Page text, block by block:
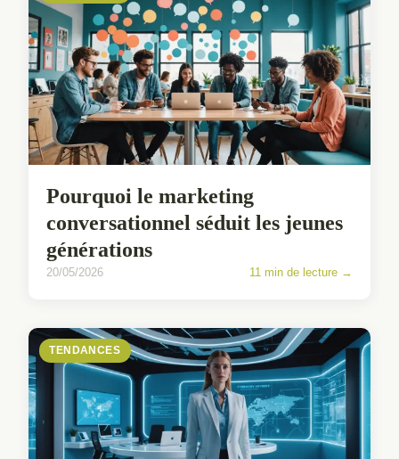
Pourquoi le marketing
conversationnel séduit les jeunes
générations
20/05/2026 11 min de lecture →
TENDANCES